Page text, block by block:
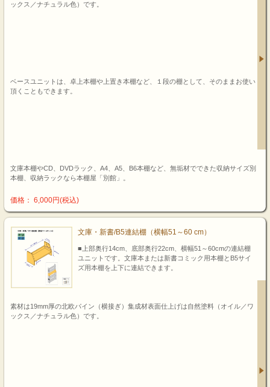
ックス／ナチュラル色）です。
ベースユニットは、卓上本棚や上置き本棚など、１段の棚として、そのままお使い
頂くこともできます。
文庫本棚やCD、DVDラック、A4、A5、B6本棚など、無垢材でできた収納サイズ別
本棚、収納ラックなら本棚屋「別館」。
価格： 6,000円(税込)
文庫・新書/B5連結棚（横幅51～60 cm）
■上部奥行14cm、底部奥行22cm、横幅51～60cmの連結棚
ユニットです。文庫本または新書コミック用本棚とB5サイ
ズ用本棚を上下に連結できます。
素材は19mm厚の北欧パイン（横接ぎ）集成材表面仕上げは自然塗料（オイル／ワ
ックス／ナチュラル色）です。